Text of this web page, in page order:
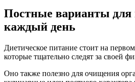
Постные варианты для
каждый день
Диетическое питание стоит на
которые тщательно следят за своей
Оно также полезно для очищения